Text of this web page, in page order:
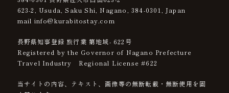
623-2, Usuda, Saku Shi, Nagano, 384-0301
, Japan
mail info@kurabitostay.com
長野県知事登録 旅行業 第地域- 622号
Registered by the Governor of Nagano Prefecture
Travel Industry Regional License #622
当サイトの内容、テキスト、画像等の無断転載・無断使用を固